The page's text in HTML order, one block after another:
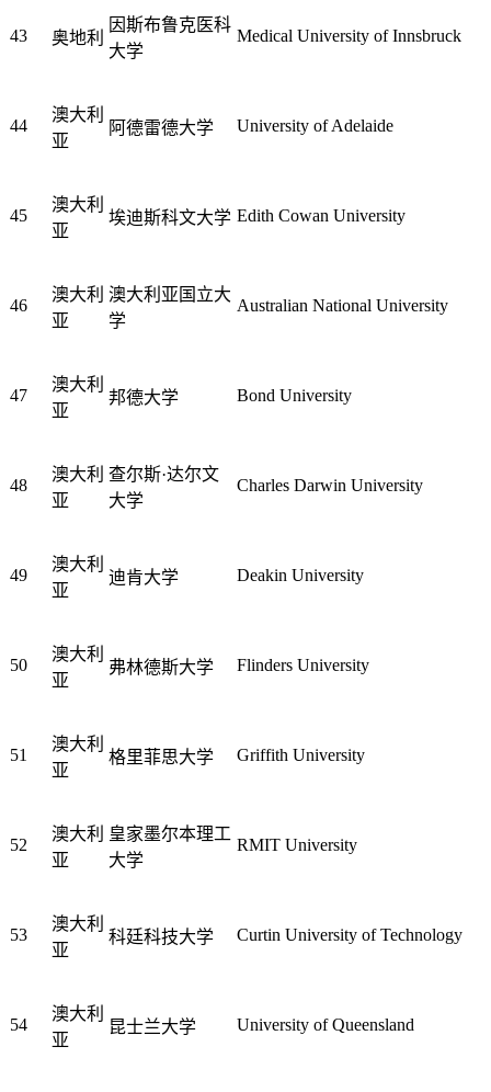
43 奥地利
因斯布鲁克医科
大学
Medical University of Innsbruck
44
澳大利
亚
阿德雷德大学 University of Adelaide
45
澳大利
亚
埃迪斯科文大学 Edith Cowan University
46
澳大利
亚
澳大利亚国立大
学
Australian National University
47
澳大利
亚
邦德大学 Bond University
48
澳大利
亚
查尔斯·达尔文
大学
Charles Darwin University
49
澳大利
亚
迪肯大学 Deakin University
50
澳大利
亚
弗林德斯大学 Flinders University
51
澳大利
亚
格里菲思大学 Griffith University
52
澳大利
亚
皇家墨尔本理工
大学
RMIT University
53
澳大利
亚
科廷科技大学 Curtin University of Technology
54
澳大利
亚
昆士兰大学 University of Queensland